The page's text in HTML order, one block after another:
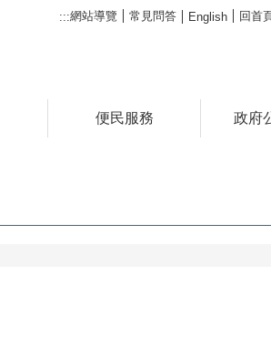
:::網站導覽 常見問答 English 回首
便民服務 政府